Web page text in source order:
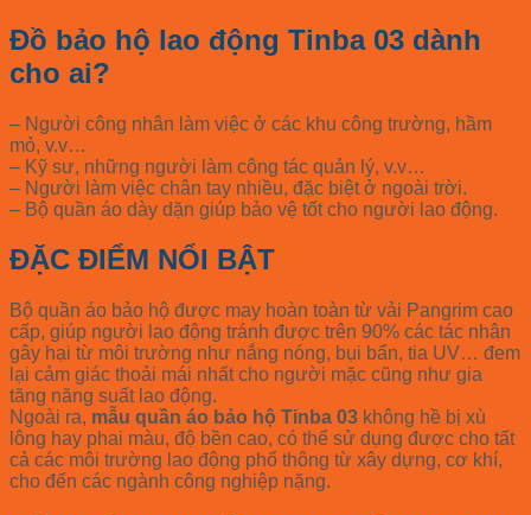
Đồ bảo hộ lao động Tinba 03 dành
cho ai?
– Người công nhân làm việc ở các khu công trường, hầm
mỏ, v.v…
– Kỹ sư, những người làm công tác quản lý, v.v…
– Người làm việc chân tay nhiều, đặc biệt ở ngoài trời.
– Bộ quần áo dày dặn giúp bảo vệ tốt cho người lao động.
ĐẶC ĐIỂM NỔI BẬT
Bộ quần áo bảo hộ được may hoàn toàn từ vải Pangrim cao
cấp, giúp người lao động tránh được trên 90% các tác nhân
gây hại từ môi trường như nắng nóng, bụi bẩn, tia UV… đem
lại cảm giác thoải mái nhất cho người mặc cũng như gia
tăng năng suất lao động.
Ngoài ra, mẫu quần áo bảo hộ Tinba 03 không hề bị xù
lông hay phai màu, độ bền cao, có thể sử dụng được cho tất
cả các môi trường lao động phổ thông từ xây dựng, cơ khí,
cho đến các ngành công nghiệp nặng.